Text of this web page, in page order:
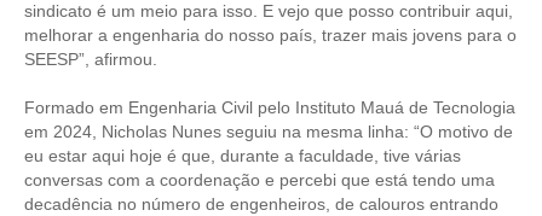
sindicato é um meio para isso. E vejo que posso contribuir aqui,
melhorar a engenharia do nosso país, trazer mais jovens para o
SEESP”, afirmou.
Formado em Engenharia Civil pelo Instituto Mauá de Tecnologia
em 2024, Nicholas Nunes seguiu na mesma linha: “O motivo de
eu estar aqui hoje é que, durante a faculdade, tive várias
conversas com a coordenação e percebi que está tendo uma
decadência no número de engenheiros, de calouros entrando